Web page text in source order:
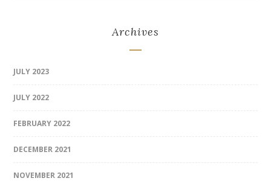
Archives
JULY 2023
JULY 2022
FEBRUARY 2022
DECEMBER 2021
NOVEMBER 2021